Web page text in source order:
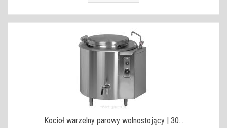
Kocioł warzelny parowy wolnostojący | 30...